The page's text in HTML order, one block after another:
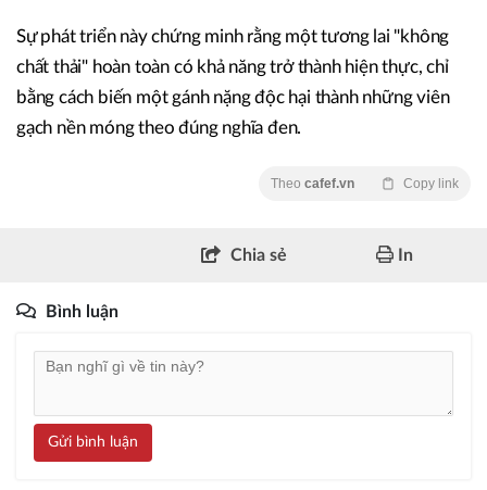
Sự phát triển này chứng minh rằng một tương lai "không
chất thải" hoàn toàn có khả năng trở thành hiện thực, chỉ
bằng cách biến một gánh nặng độc hại thành những viên
gạch nền móng theo đúng nghĩa đen.
Theo cafef.vn Copy link
Chia sẻ In
Bình luận
Gửi bình luận